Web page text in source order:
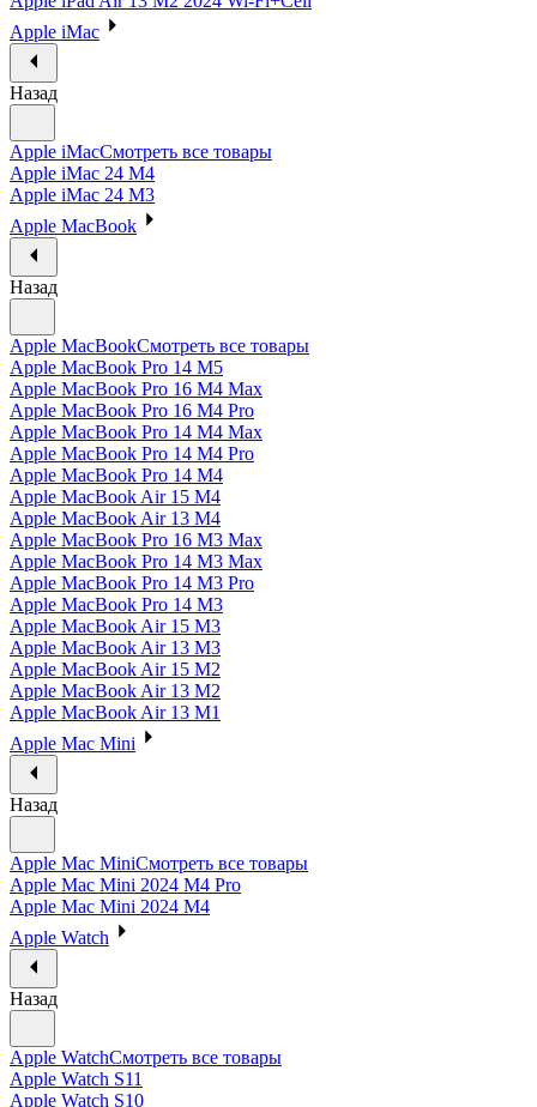
Apple iMac
Назад
Apple iMacСмотреть все товары
Apple iMac 24 M4
Apple iMac 24 M3
Apple MacBook
Назад
Apple MacBookСмотреть все товары
Apple MacBook Pro 14 M5
Apple MacBook Pro 16 M4 Max
Apple MacBook Pro 16 M4 Pro
Apple MacBook Pro 14 M4 Max
Apple MacBook Pro 14 M4 Pro
Apple MacBook Pro 14 M4
Apple MacBook Air 15 M4
Apple MacBook Air 13 M4
Apple MacBook Pro 16 M3 Max
Apple MacBook Pro 14 M3 Max
Apple MacBook Pro 14 M3 Pro
Apple MacBook Pro 14 M3
Apple MacBook Air 15 M3
Apple MacBook Air 13 M3
Apple MacBook Air 15 M2
Apple MacBook Air 13 M2
Apple MacBook Air 13 M1
Apple Mac Mini
Назад
Apple Mac MiniСмотреть все товары
Apple Mac Mini 2024 M4 Pro
Apple Mac Mini 2024 M4
Apple Watch
Назад
Apple WatchСмотреть все товары
Apple Watch S11
Apple Watch S10